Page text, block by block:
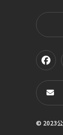
© 2023公